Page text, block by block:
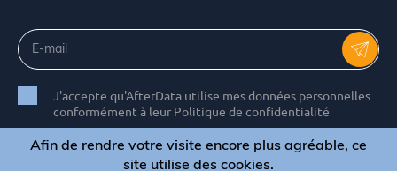
J'accepte qu'AfterData utilise mes données personnelles
conformément à leur Politique de confidentialité
Afin de rendre votre visite encore plus agréable, ce
site utilise des cookies.